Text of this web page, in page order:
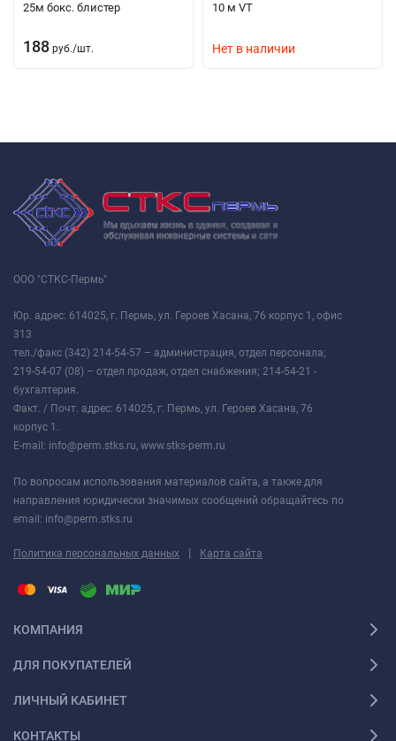
25м бокс. блистер
188 руб./шт.
10 м VT
Нет в наличии
ООО "СТКС-Пермь"
Юр. адрес: 614025, г. Пермь, ул. Героев Хасана, 76 корпус 1, офис
313
тел./факс (342) 214-54-57 – администрация, отдел персонала;
219-54-07 (08) – отдел продаж, отдел снабжения; 214-54-21 -
бухгалтерия.
Факт. / Почт. адрес: 614025, г. Пермь, ул. Героев Хасана, 76
корпус 1.
E-mail: info@perm.stks.ru, www.stks-perm.ru
По вопросам использования материалов сайта, а также для
направления юридически значимых сообщений обращайтесь по
email: info@perm.stks.ru
Политика персональных данных | Карта сайта
КОМПАНИЯ
ДЛЯ ПОКУПАТЕЛЕЙ
ЛИЧНЫЙ КАБИНЕТ
КОНТАКТЫ